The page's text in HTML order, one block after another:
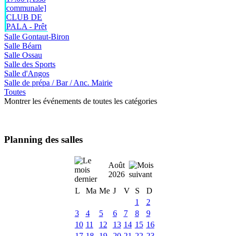
communale]
CLUB DE
PALA - Prêt
Salle Gontaut-Biron
Salle Béarn
Salle Ossau
Salle des Sports
Salle d'Angos
Salle de prépa / Bar / Anc. Mairie
Toutes
Montrer les événements de toutes les catégories
Planning des salles
Août
2026
L
Ma Me J V S
D
1
2
3
4 5 6 7 8
9
10 11 12 13 14 15 16